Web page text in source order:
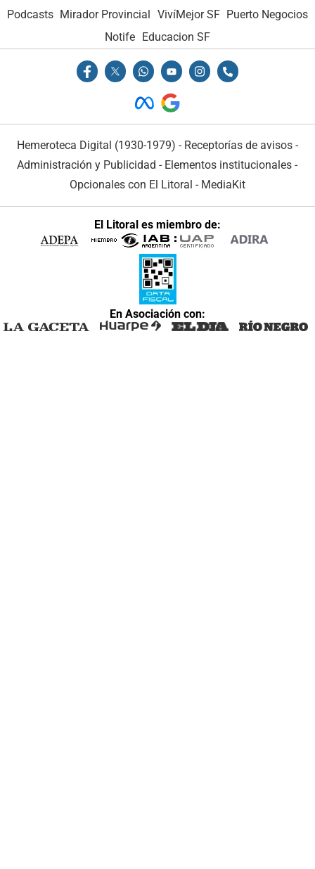
Podcasts Mirador Provincial VivíMejor SF Puerto Negocios
Notife
Educacion SF
Hemeroteca Digital (1930-1979) - Receptorías de avisos -
Administración y Publicidad - Elementos institucionales -
Opcionales con El Litoral - MediaKit
El Litoral es miembro de:
En Asociación con: